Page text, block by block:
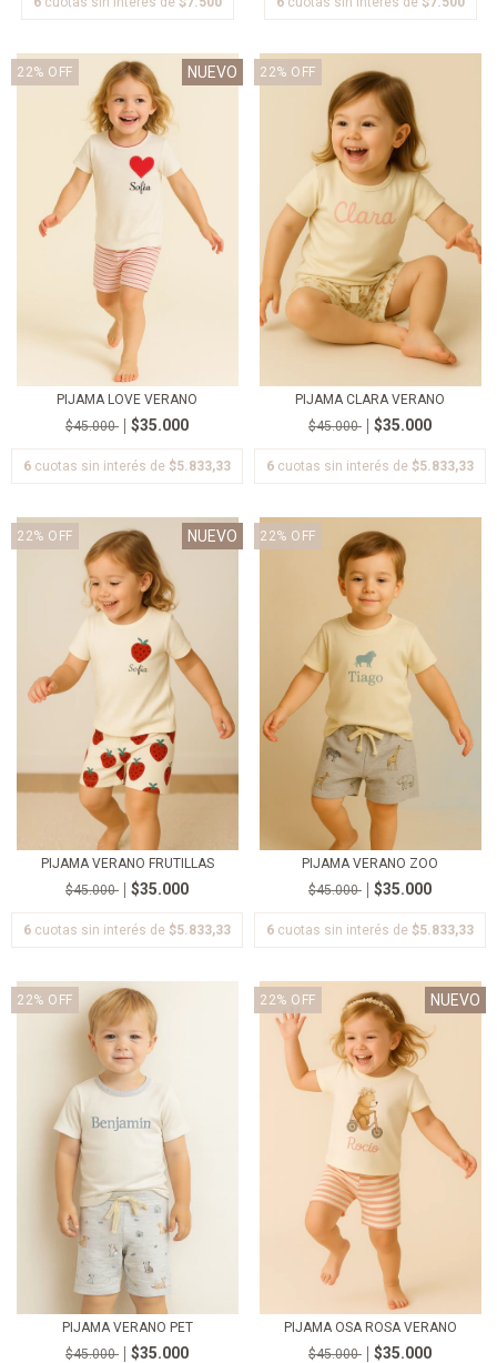
22% OFF NUEVO
PIJAMA LOVE VERANO
$45.000
$35.000
6 cuotas sin interés de $5.833,33
22% OFF
PIJAMA CLARA VERANO
$45.000
$35.000
6 cuotas sin interés de $5.833,33
22% OFF NUEVO
PIJAMA VERANO FRUTILLAS
$45.000
$35.000
6 cuotas sin interés de $5.833,33
22% OFF
PIJAMA VERANO ZOO
$45.000
$35.000
6 cuotas sin interés de $5.833,33
22% OFF
PIJAMA VERANO PET
$45.000
$35.000
22% OFF NUEVO
PIJAMA OSA ROSA VERANO
$45.000
$35.000